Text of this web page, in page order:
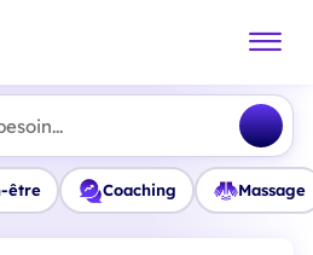
être Coaching Massage